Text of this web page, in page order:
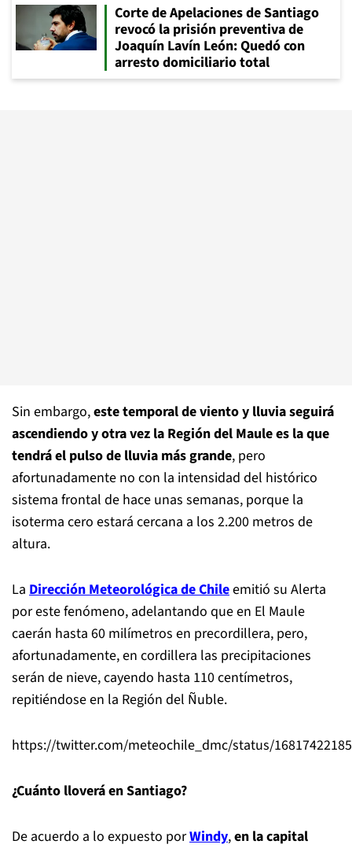
Corte de Apelaciones de Santiago
revocó la prisión preventiva de
Joaquín Lavín León: Quedó con
arresto domiciliario total
Sin embargo,este temporal de viento y lluvia seguirá
ascendiendo y otra vez la Región del Maule es la que
tendrá el pulso de lluvia más grande, pero
afortunadamente no con la intensidad del histórico
sistema frontal de hace unas semanas, porque la
isoterma cero estará cercana a los 2.200 metros de
altura.
La Dirección Meteorológica de Chileemitió su Alerta
por este fenómeno, adelantando que en El Maule
caerán hasta 60 milímetros en precordillera, pero,
afortunadamente, en cordillera las precipitaciones
serán de nieve, cayendo hasta 110 centímetros,
repitiéndose en la Región del Ñuble.
https://twitter.com/meteochile_dmc/status/
¿Cuánto lloverá en Santiago?
De acuerdo a lo expuesto porWindy,en la capital